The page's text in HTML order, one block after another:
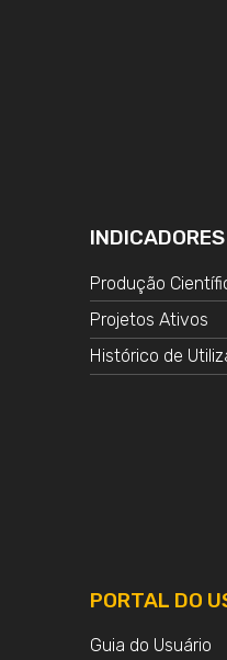
INDICADORES
Produção
Projetos Ativos
Histórico de
PORTAL DO
Guia do Usuário